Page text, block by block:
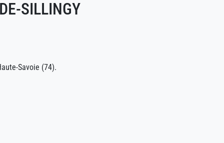
SILLINGY
Savoie (74).